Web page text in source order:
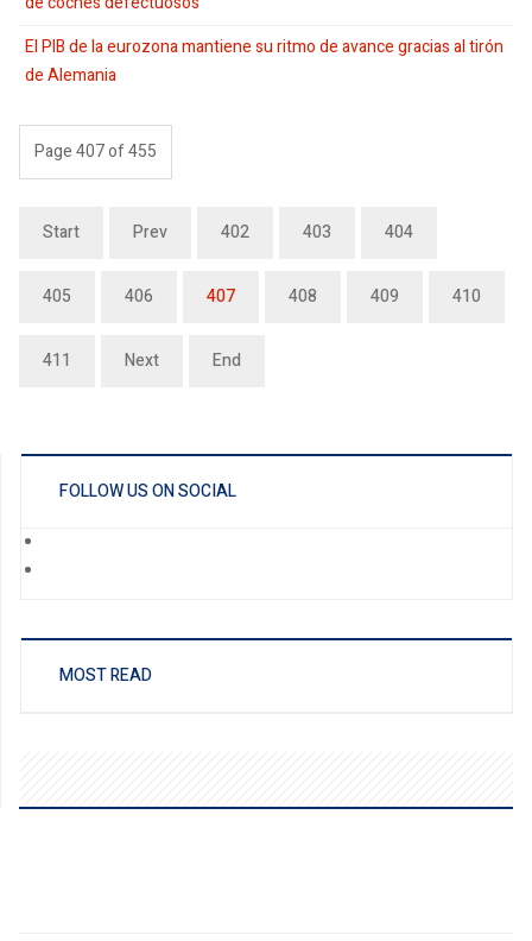
El PIB de la eurozona mantiene su ritmo de avance gracias al tirón
de Alemania
Page 407 of 455
Start Prev 402 403 404
405 406 407 408 409 410
411 Next End
FOLLOW US ON SOCIAL
MOST READ